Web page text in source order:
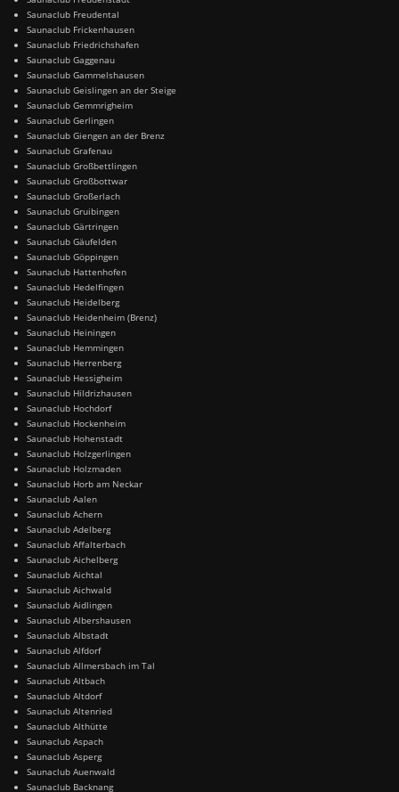
Saunaclub Freudental
Saunaclub Frickenhausen
Saunaclub Friedrichshafen
Saunaclub Gaggenau
Saunaclub Gammelshausen
Saunaclub Geislingen an der Steige
Saunaclub Gemmrigheim
Saunaclub Gerlingen
Saunaclub Giengen an der Brenz
Saunaclub Grafenau
Saunaclub Großbettlingen
Saunaclub Großbottwar
Saunaclub Großerlach
Saunaclub Gruibingen
Saunaclub Gärtringen
Saunaclub Gäufelden
Saunaclub Göppingen
Saunaclub Hattenhofen
Saunaclub Hedelfingen
Saunaclub Heidelberg
Saunaclub Heidenheim (Brenz)
Saunaclub Heiningen
Saunaclub Hemmingen
Saunaclub Herrenberg
Saunaclub Hessigheim
Saunaclub Hildrizhausen
Saunaclub Hochdorf
Saunaclub Hockenheim
Saunaclub Hohenstadt
Saunaclub Holzgerlingen
Saunaclub Holzmaden
Saunaclub Horb am Neckar
Saunaclub Aalen
Saunaclub Achern
Saunaclub Adelberg
Saunaclub Affalterbach
Saunaclub Aichelberg
Saunaclub Aichtal
Saunaclub Aichwald
Saunaclub Aidlingen
Saunaclub Albershausen
Saunaclub Albstadt
Saunaclub Alfdorf
Saunaclub Allmersbach im Tal
Saunaclub Altbach
Saunaclub Altdorf
Saunaclub Altenried
Saunaclub Althütte
Saunaclub Aspach
Saunaclub Asperg
Saunaclub Auenwald
Saunaclub Backnang